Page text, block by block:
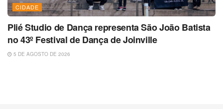
CIDADE
Plié Studio de Dança representa São João Batista
no 43º Festival de Dança de Joinville
5 DE AGOSTO DE 2026